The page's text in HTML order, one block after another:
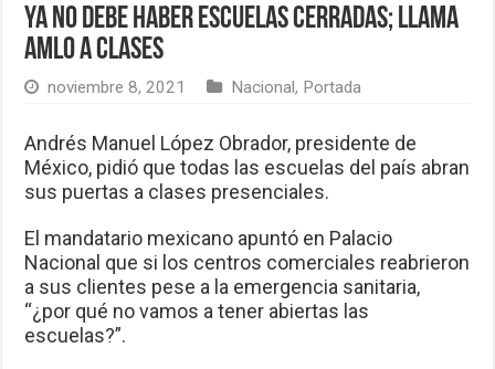
Ya no debe haber escuelas cerradas; llama
AMLO a clases
noviembre 8, 2021 Nacional, Portada
Andrés Manuel López Obrador, presidente de
México, pidió que todas las escuelas del país abran
sus puertas a clases presenciales.
El mandatario mexicano apuntó en Palacio
Nacional que si los centros comerciales reabrieron
a sus clientes pese a la emergencia sanitaria,
“¿por qué no vamos a tener abiertas las
escuelas?”.